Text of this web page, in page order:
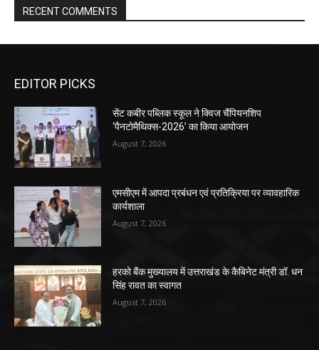
RECENT COMMENTS
EDITOR PICKS
सेंट कबीर पब्लिक स्कूल ने क्विज चैंपियनशिप
‘पैनटोमैथिक्स-2026’ का किया आयोजन
August 7, 2026
एमसीएम में आपदा प्रबंधन एवं प्रतिक्रिया पर व्यावहारिक
कार्यशाला
August 7, 2026
हरको बैंक मुख्यालय में उत्तराखंड के कैबिनेट मंत्री डॉ. धन
सिंह रावत का स्वागत
August 7, 2026